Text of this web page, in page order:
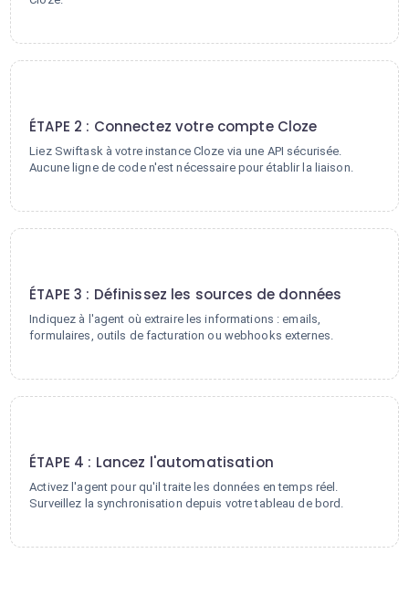
ÉTAPE 2 : Connectez votre compte Cloze
Liez Swiftask à votre instance Cloze via une API sécurisée.
Aucune ligne de code n'est nécessaire pour établir la liaison.
ÉTAPE 3 : Définissez les sources de données
Indiquez à l'agent où extraire les informations : emails,
formulaires, outils de facturation ou webhooks externes.
ÉTAPE 4 : Lancez l'automatisation
Activez l'agent pour qu'il traite les données en temps réel.
Surveillez la synchronisation depuis votre tableau de bord.